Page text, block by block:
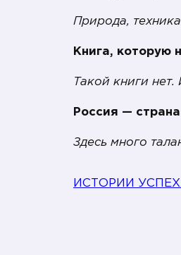
Природа,
Книга, которую
Такой книги
Россия —
Здесь много
ИСТОРИИ